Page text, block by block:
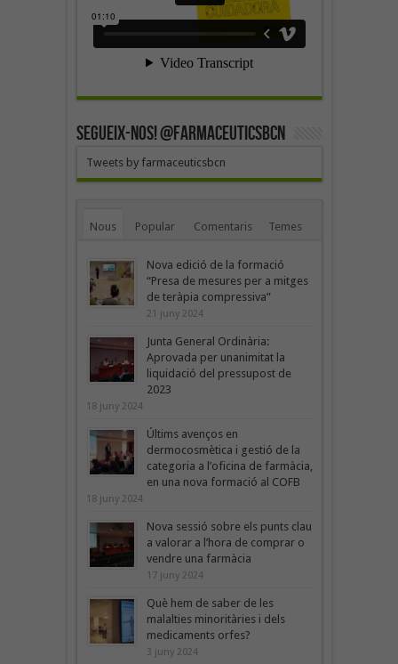
SEGUEIX-NOS! @farmaceuticsbcn
Tweets by farmaceuticsbcn
Nous Popular Comentaris Temes
Nova edició de la formació
“Presa de mesures per a mitges
de teràpia compressiva”
21 juny 2024
Junta General Ordinària:
Aprovada per unanimitat la
liquidació del pressupost de
2023
18 juny 2024
Últims avenços en
dermocosmètica i gestió de la
categoria a l’oficina de farmàcia,
en una nova formació al COFB
18 juny 2024
Nova sessió sobre els punts clau
a valorar a l’hora de comprar o
vendre una farmàcia
17 juny 2024
Què hem de saber de les
malalties minoritàries i dels
medicaments orfes?
3 juny 2024